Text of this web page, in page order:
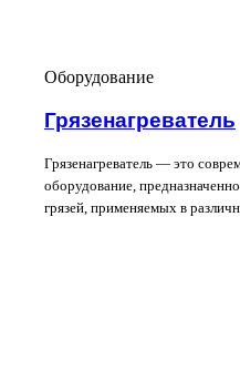
Оборудование
Грязенагреватель
Грязенагреватель — это
оборудование,
грязей, применяемых в